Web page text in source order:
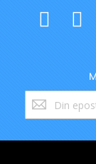
Registrer
deg
vårt